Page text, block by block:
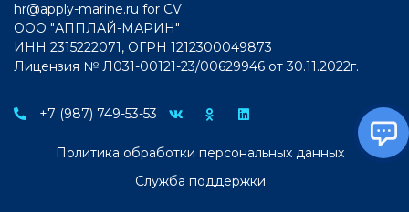
hr@apply-marine.ru for CV
ООО "АППЛАЙ-МАРИН"
ИНН 2315222071, ОГРН 1212300049873
Лицензия № Л031-00121-23/00629946 от 30.11.2022г.
+7 (987) 749-53-53
Политика обработки персональных данных
Служба поддержки